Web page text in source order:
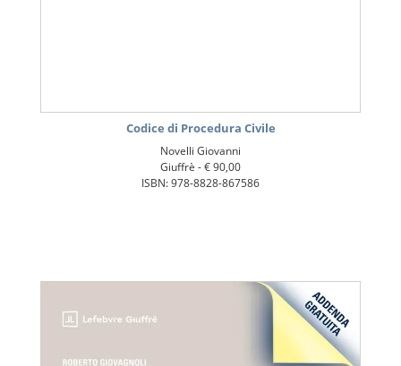
Codice di Procedura Civile
Novelli Giovanni
Giuffrè -€ 90,00
ISBN: 978-8828-867586